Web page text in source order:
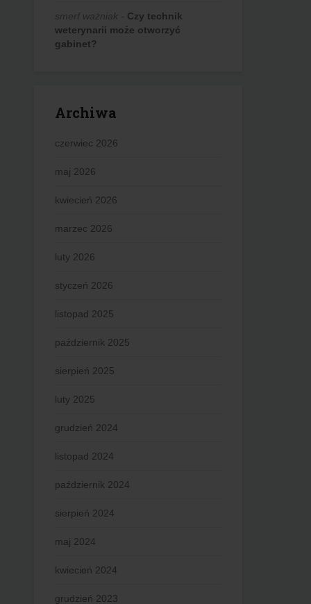
smerf ważniak - Czy technik
weterynarii może otworzyć
gabinet?
Archiwa
czerwiec 2026
maj 2026
kwiecień 2026
marzec 2026
luty 2026
styczeń 2026
listopad 2025
październik 2025
sierpień 2025
luty 2025
grudzień 2024
listopad 2024
październik 2024
sierpień 2024
maj 2024
kwiecień 2024
grudzień 2023